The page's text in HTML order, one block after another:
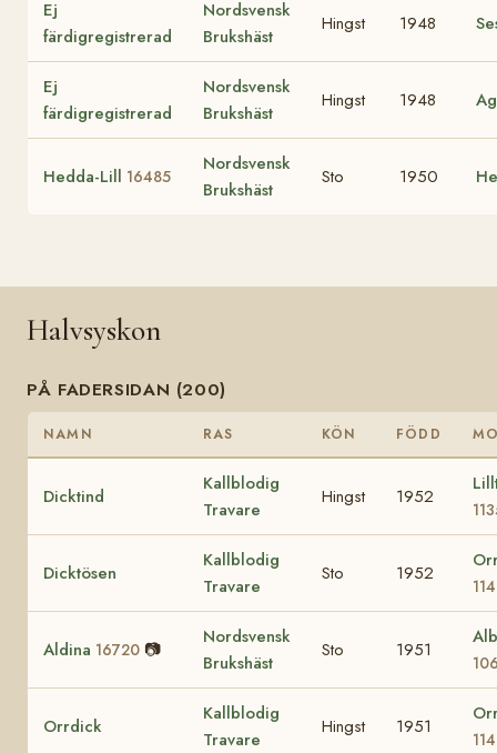
Ej
färdigregistrerad
Nordsvensk
Brukshäst
Hingst 1948
Ej
färdigregistrerad
Nordsvensk
Brukshäst
Hingst 1948
Hedda-Lill 16485
Nordsvensk
Brukshäst
Sto 1950
Halvsyskon
PÅ FADERSIDAN (200)
NAMN RAS KÖN FÖDD
Dicktind
Kallblodig
Travare
Hingst 1952
Dicktösen
Kallblodig
Travare
Sto 1952
Aldina 16720 📷
Nordsvensk
Brukshäst
Sto 1951
Orrdick
Kallblodig
Travare
Hingst 1951